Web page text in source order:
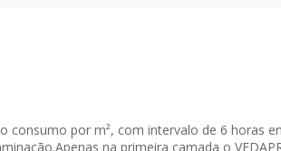
consumo por m², com intervalo de 6 horas
na primeira camada o